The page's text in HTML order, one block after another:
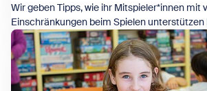
Wir geben Tipps, wie ihr Mitspieler*innen mit
Einschränkungen beim Spielen unterstützen
Zeige Barrierearm Spielen